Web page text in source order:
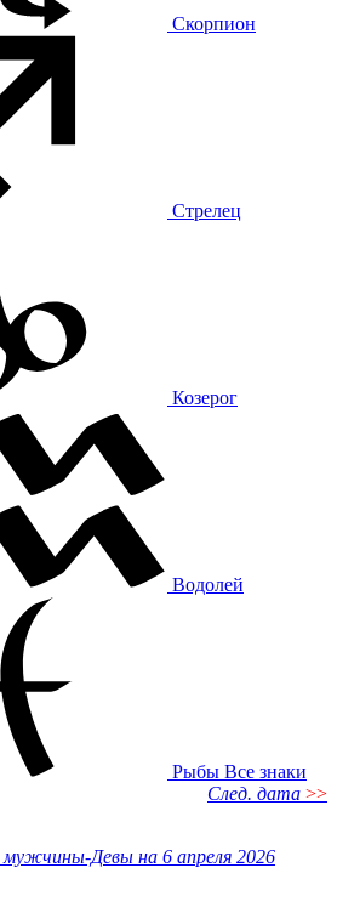
Скорпион
Стрелец
Козерог
Водолей
Рыбы Все знаки
След. дата >>
мужчины-Девы на 6 апреля 2026